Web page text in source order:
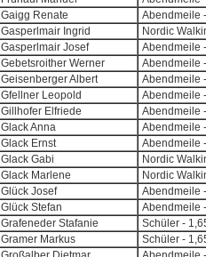
Gaigg Renate
Abendmeile
Gasperlmair Ingrid
Nordic
Gasperlmair Josef
Abendmeile
Gebetsroither Werner
Abendmeile
Geisenberger Albert
Abendmeile
Gfellner Leopold
Abendmeile
Gillhofer Elfriede
Abendmeile
Glack Anna
Abendmeile
Glack Ernst
Abendmeile
Glack Gabi
Nordic
Glack Marlene
Nordic
Glück Josef
Abendmeile
Glück Stefan
Abendmeile
Grafeneder Stafanie
Schüler -
Gramer Markus
Schüler -